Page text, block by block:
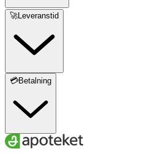
🚀Leveranstid
💳Betalning